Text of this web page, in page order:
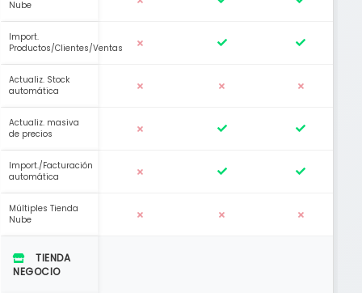
Nube
Import.
Productos/Clientes/Ventas
Actualiz. Stock
automática
Actualiz. masiva
de precios
Import./Facturación
automática
Múltiples Tienda
Nube
TIENDA
NEGOCIO